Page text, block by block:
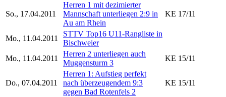
So., 17.04.2011
Herren 1 mit dezimierter
Mannschaft unterliegen 2:9 in
Au am Rhein
KE 17/11
Mo., 11.04.2011
STTV Top16 U11-Rangliste in
Bischweier
Mo., 11.04.2011
Herren 2 unterliegen auch
Muggensturm 3
KE 15/11
Do., 07.04.2011
Herren 1: Aufstieg perfekt
nach überzeugendem 9:3
gegen Bad Rotenfels 2
KE 15/11